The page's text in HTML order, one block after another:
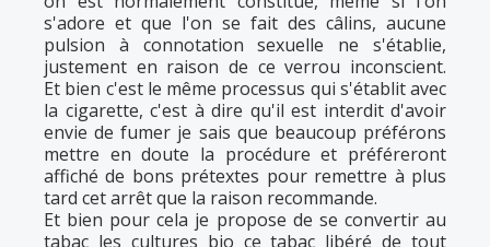
s'adore et que l'on se fait des câlins, aucune
pulsion à connotation sexuelle ne s'établie,
justement en raison de ce verrou inconscient.
Et bien c'est le même processus qui s'établit avec
la cigarette, c'est à dire qu'il est interdit d'avoir
envie de fumer je sais que beaucoup préférons
mettre en doute la procédure et préféreront
affiché de bons prétextes pour remettre à plus
tard cet arrêt que la raison recommande.
Et bien pour cela je propose de se convertir au
tabac les cultures bio ce tabac libéré de tout